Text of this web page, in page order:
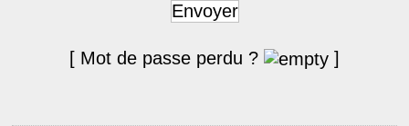
Envoyer
[ Mot de passe perdu ? ]